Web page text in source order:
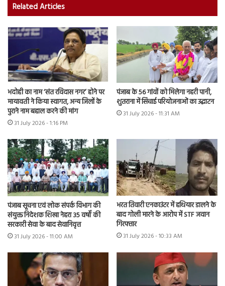
Related Articles
भदोही का नाम ‘संत रविदास नगर’ होने पर
मायावती ने किया स्वागत, अन्य जिलों के
पुराने नाम बहाल करने की मांग
31 July 2026 - 1:16 PM
पंजाब के 56 गांवों को मिलेगा नहरी पानी,
शुतराना में सिंचाई परियोजनाओं का उद्घाटन
31 July 2026 - 11:31 AM
पंजाब सूचना एवं लोक संपर्क विभाग की
संयुक्त निदेशक शिखा नेहरा 35 वर्षों की
सरकारी सेवा के बाद सेवानिवृत्त
31 July 2026 - 11:00 AM
भरत तिवारी एनकाउंटर में हथियार डालने के
बाद गोली मारने के आरोप में STF जवान
गिरफ्तार
31 July 2026 - 10:33 AM